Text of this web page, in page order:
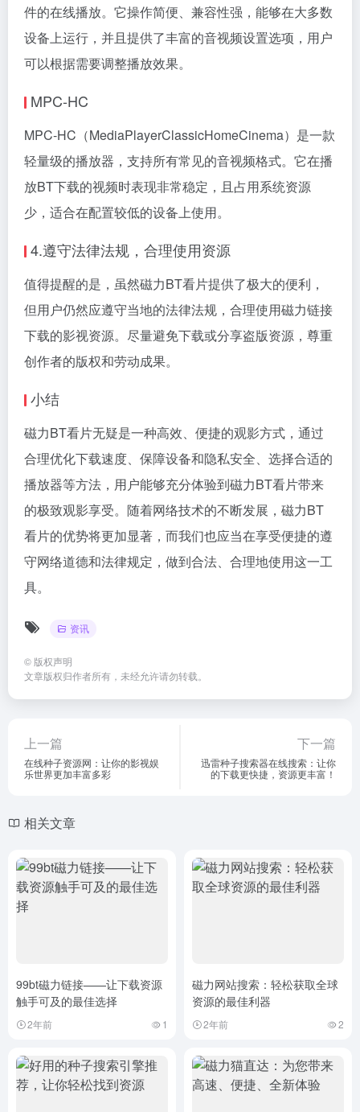
件的在线播放。它操作简便、兼容性强，能够在大多数
设备上运行，并且提供了丰富的音视频设置选项，用户
可以根据需要调整播放效果。
MPC-HC
MPC-HC（MediaPlayerClassicHomeCinema）是一款
轻量级的播放器，支持所有常见的音视频格式。它在播
放BT下载的视频时表现非常稳定，且占用系统资源
少，适合在配置较低的设备上使用。
4.遵守法律法规，合理使用资源
值得提醒的是，虽然磁力BT看片提供了极大的便利，
但用户仍然应遵守当地的法律法规，合理使用磁力链接
下载的影视资源。尽量避免下载或分享盗版资源，尊重
创作者的版权和劳动成果。
小结
磁力BT看片无疑是一种高效、便捷的观影方式，通过
合理优化下载速度、保障设备和隐私安全、选择合适的
播放器等方法，用户能够充分体验到磁力BT看片带来
的极致观影享受。随着网络技术的不断发展，磁力BT
看片的优势将更加显著，而我们也应当在享受便捷的遵
守网络道德和法律规定，做到合法、合理地使用这一工
具。
资讯
© 版权声明
文章版权归作者所有，未经允许请勿转载。
上一篇
在线种子资源网：让你的影视娱
乐世界更加丰富多彩
下一篇
迅雷种子搜索器在线搜索：让你
的下载更快捷，资源更丰富！
相关文章
99bt磁力链接——让下载资源
触手可及的最佳选择
2年前 1
磁力网站搜索：轻松获取全球
资源的最佳利器
2年前 2